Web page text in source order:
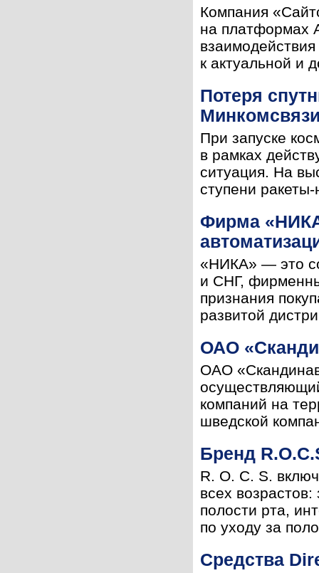
Компания
на платформах
к актуальной и
Потеря
При запуске
в рамках
ситуация. На
ступени
Фирма
«НИКА» — это
и СНГ,
признания
развитой
ОАО
ОАО
компаний на
шведской
Бренд
R. O. C. S.
всех
полости рта,
по уходу за
Средства